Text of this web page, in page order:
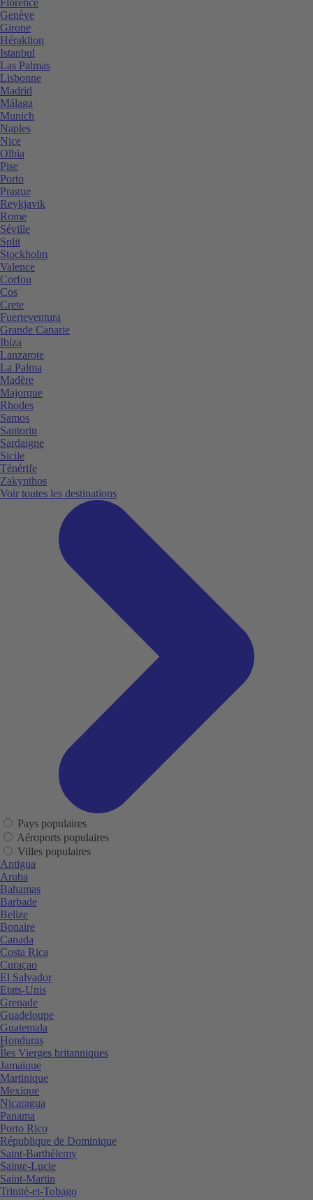
Genève
Girone
Héraklion
Istanbul
Las Palmas
Lisbonne
Madrid
Málaga
Munich
Naples
Nice
Olbia
Pise
Porto
Prague
Reykjavik
Rome
Séville
Split
Stockholm
Valence
Corfou
Cos
Crete
Fuerteventura
Grande Canarie
Ibiza
Lanzarote
La Palma
Madère
Majorque
Rhodes
Samos
Santorin
Sardaigne
Sicile
Ténérife
Zakynthos
Voir toutes les destinations
Pays populaires
Aéroports populaires
Villes populaires
Antigua
Aruba
Bahamas
Barbade
Belize
Bonaire
Canada
Costa Rica
Curaçao
El Salvador
Etats-Unis
Grenade
Guadeloupe
Guatemala
Honduras
Îles Vierges britanniques
Jamaïque
Martinique
Mexique
Nicaragua
Panama
Porto Rico
République de Dominique
Saint-Barthélemy
Sainte-Lucie
Saint-Martin
Trinité-et-Tobago